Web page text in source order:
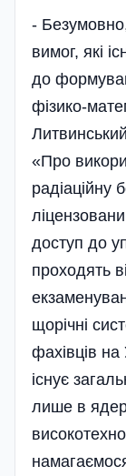
-
вимог, які
до
фізико-
«Про
радіаційну
доступ до
проходять
щорічні
фахівців на
існує
лише в